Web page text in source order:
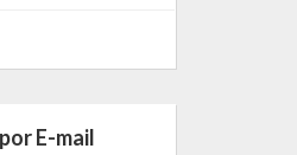
E-mail